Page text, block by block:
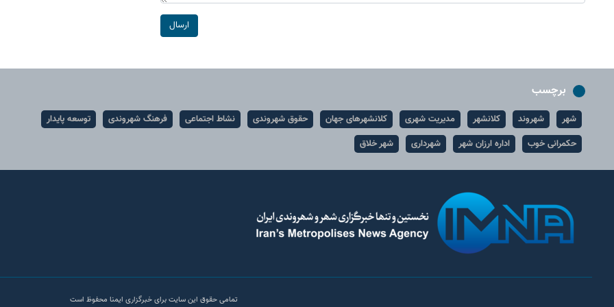
ارسال
برچسب
شهر شهروند کلانشهر مدیریت شهری کلانشهرهای جهان حقوق شهروندی نشاط اجتماعی فرهنگ شهروندی
توسعه پایدار
حکمرانی خوب
اداره ارزان شهر شهرداری شهر خلاق
تمامی حقوق این سایت برای خبرگزاری ایمنا محفوظ است